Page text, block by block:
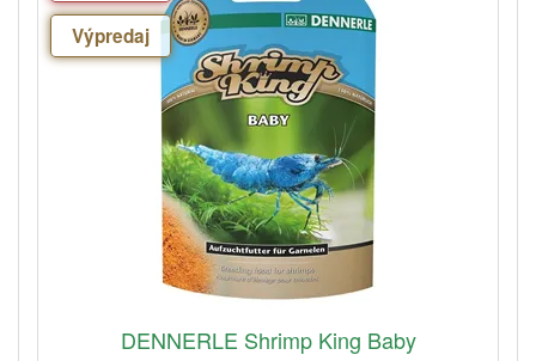
Výpredaj
DENNERLE Shrimp King Baby